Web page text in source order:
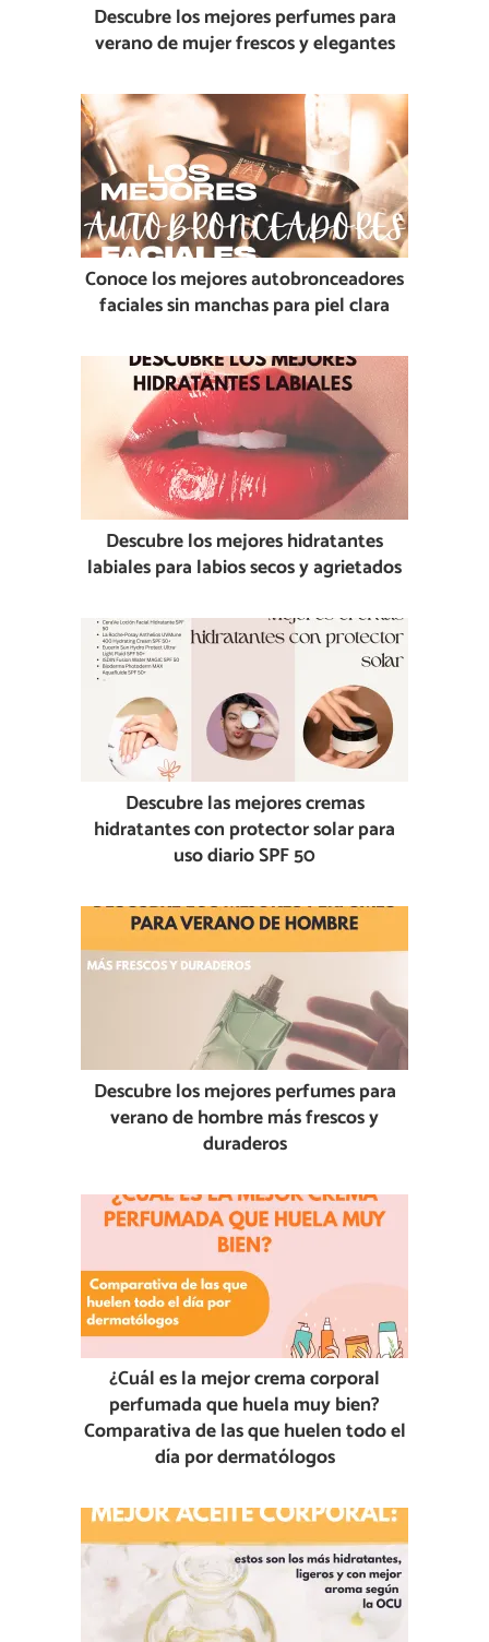
Descubre los mejores perfumes para
verano de mujer frescos y elegantes
Conoce los mejores autobronceadores
faciales sin manchas para piel clara
Descubre los mejores hidratantes
labiales para labios secos y agrietados
Descubre las mejores cremas
hidratantes con protector solar para
uso diario SPF 50
Descubre los mejores perfumes para
verano de hombre más frescos y
duraderos
¿Cuál es la mejor crema corporal
perfumada que huela muy bien?
Comparativa de las que huelen todo el
día por dermatólogos